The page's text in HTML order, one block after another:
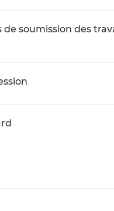
soumission des